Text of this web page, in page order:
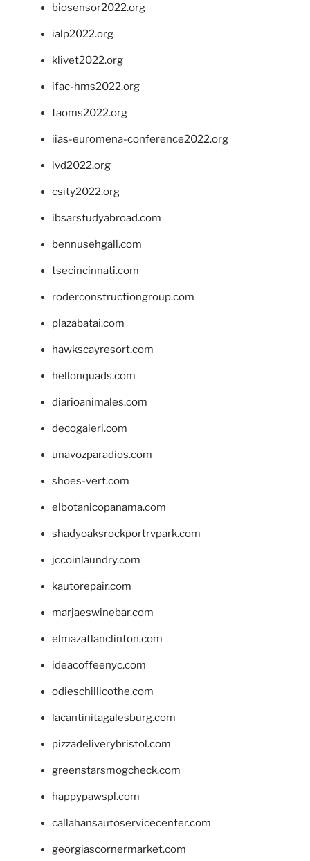
biosensor2022.org
ialp2022.org
klivet2022.org
ifac-hms2022.org
taoms2022.org
iias-euromena-conference2022.org
ivd2022.org
csity2022.org
ibsarstudyabroad.com
bennusehgall.com
tsecincinnati.com
roderconstructiongroup.com
plazabatai.com
hawkscayresort.com
hellonquads.com
diarioanimales.com
decogaleri.com
unavozparadios.com
shoes-vert.com
elbotanicopanama.com
shadyoaksrockportrvpark.com
jccoinlaundry.com
kautorepair.com
marjaeswinebar.com
elmazatlanclinton.com
ideacoffeenyc.com
odieschillicothe.com
lacantinitagalesburg.com
pizzadeliverybristol.com
greenstarsmogcheck.com
happypawspl.com
callahansautoservicecenter.com
georgiascornermarket.com